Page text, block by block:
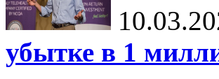
убытке в 1